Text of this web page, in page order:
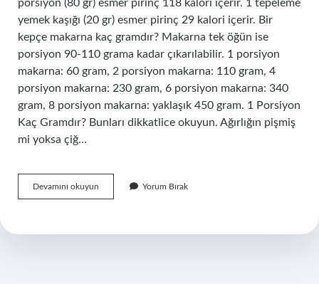
porsiyon (80 gr) esmer pirinç 118 kalori içerir. 1 tepeleme
yemek kaşığı (20 gr) esmer pirinç 29 kalori içerir. Bir
kepçe makarna kaç gramdır? Makarna tek öğün ise
porsiyon 90-110 grama kadar çıkarılabilir. 1 porsiyon
makarna: 60 gram, 2 porsiyon makarna: 110 gram, 4
porsiyon makarna: 230 gram, 6 porsiyon makarna: 340
gram, 8 porsiyon makarna: yaklaşık 450 gram. 1 Porsiyon
Kaç Gramdır? Bunları dikkatlice okuyun. Ağırlığın pişmiş
mi yoksa çiğ…
Devamını okuyun
Büyük
Gram
Yorum Bırak